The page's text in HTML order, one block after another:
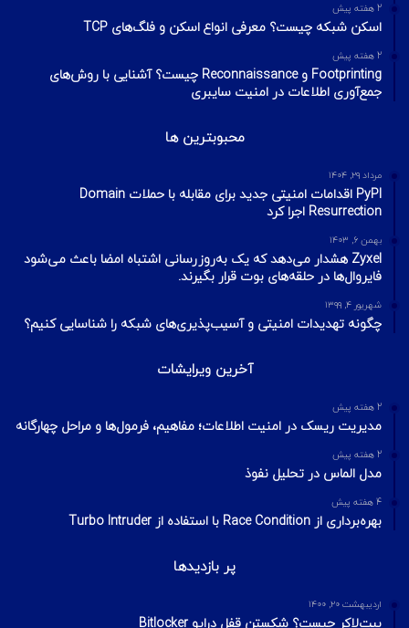
2 هفته پیش
اسکن شبکه چیست؟ معرفی انواع اسکن و فلگ‌های TCP
2 هفته پیش
Footprinting و Reconnaissance چیست؟ آشنایی با روش‌های
جمع‌آوری اطلاعات در امنیت سایبری
محبوبترین ها
مرداد ۲۹, ۱۴۰۴
PyPI اقدامات امنیتی جدید برای مقابله با حملات Domain
Resurrection اجرا کرد
بهمن ۶, ۱۴۰۳
Zyxel هشدار می‌دهد که یک به‌روزرسانی اشتباه امضا باعث می‌شود
فایروال‌ها در حلقه‌های بوت قرار بگیرند.
شهریور ۴, ۱۳۹۹
چگونه تهدیدات امنیتی و آسیب‌پذیری‌های شبکه را شناسایی کنیم؟
آخرین ویرایشات
2 هفته پیش
مدیریت ریسک در امنیت اطلاعات؛ مفاهیم، فرمول‌ها و مراحل چهارگانه
2 هفته پیش
مدل الماس در تحلیل نفوذ
4 هفته پیش
بهره‌برداری از Race Condition با استفاده از Turbo Intruder
پر بازدیدها
اردیبهشت ۲۰, ۱۴۰۰
بیت‌لاکر چیست؟ شکستن قفل درایو Bitlocker